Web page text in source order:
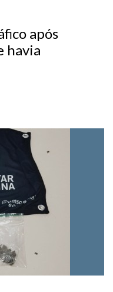
após
havia